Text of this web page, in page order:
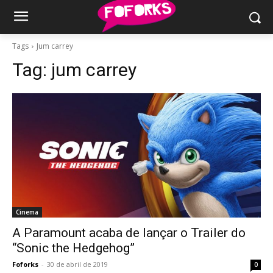
Tags Jum carrey
Tag: jum carrey
Cinema
A Paramount acaba de lançar o Trailer do
“Sonic the Hedgehog”
Foforks - 30 de abril de 2019 0